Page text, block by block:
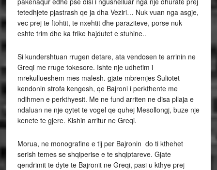
tetedhjete pjastrash qe ja dha Veziri… Nuk vuan nga asgje,
vec prej te ftohtit, te nxehtit dhe paraziteve, porse nuk
eshte trim dhe ka frike hajdutet e stuhine..
Si kundershtuan rrugen detare, ata vendosen te arrinin ne
Greqi me rruge tokesore. Ishte nje udhetim i
mrekullueshem mes malesh. gjate mbremjes Suliotet
kendonin strofa kengesh, qe Bajroni i perkthente me
ndihmen e perkthyesit. Me ne fund arriten ne disa pllaja e
ndaluan ne nje qytet te vogel qe quhej Mesollongj, buze nje
kenete te gjere. Kishin arritur ne Greqi.
Morua, ne monografine e tij per Bajronin do ti kthehet
serish temes se shqiperise e te shqiptareve. Gjate
qendrimit te dyte te Bajronit ne Greqi, pasi u kthye prej